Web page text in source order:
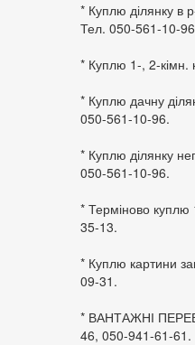
* Куплю ділянку в
Тел. 050-561-10-
* Куплю 1-, 2-кімн.
* Куплю дачну
050-561-10-96.
* Куплю ділянку
050-561-10-96.
* Терміново куплю
35-13.
* Куплю картини
09-31.
* ВАНТАЖНІ
46, 050-941-61-61.